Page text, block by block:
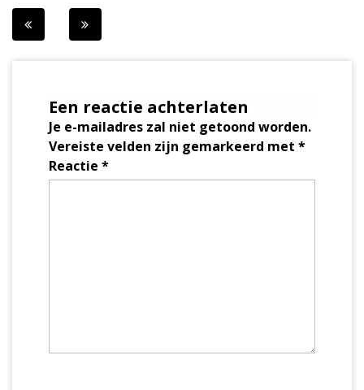
Berichtnavigatie
Een reactie achterlaten
Je e-mailadres zal niet getoond worden.
Vereiste velden zijn gemarkeerd met *
Reactie *